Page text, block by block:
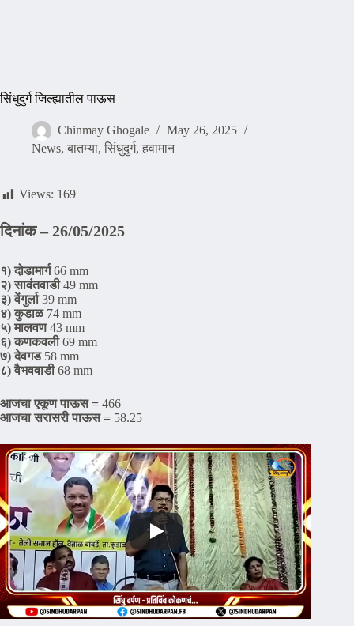
सिंधुदुर्ग जिल्ह्यातील पाऊस
Chinmay Ghogale
May 26, 2025
News, बातम्या, सिंधुदुर्ग, हवामान
Views: 169
दिनांक – 26/05/2025
१) दोडामार्ग66 mm
२) सावंतवाडी49 mm
३) वेंगुर्ला39 mm
४) कुडाळ74 mm
५) मालवण43 mm
६) कणकवली69 mm
७) देवगड58 mm
८) वैभववाडी68 mm
आजचा एकूण पाऊस = 466
आजचा सरासरी पाऊस = 58.25